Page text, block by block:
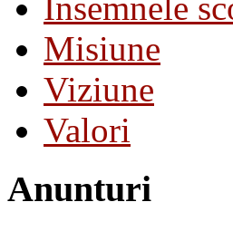
Insemnele
Misiune
Viziune
Valori
Anunturi